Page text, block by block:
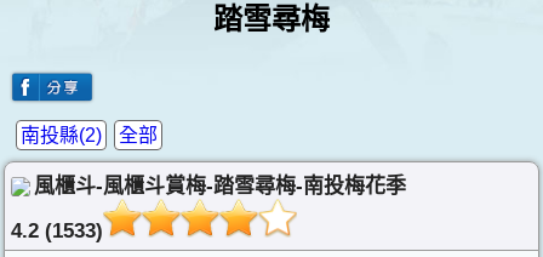
踏雪尋梅
全部
南投縣(2)
風櫃斗-風櫃斗賞梅-踏雪尋梅-南投梅花季
4.2 (1533)